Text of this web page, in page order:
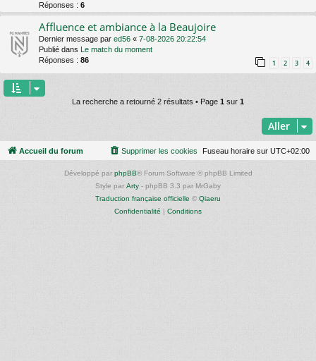
Réponses : 6
Affluence et ambiance à la Beaujoire
Dernier message par ed56 « 7-08-2026 20:22:54
Publié dans Le match du moment
Réponses : 86 1 2 3 4
La recherche a retourné 2 résultats • Page 1 sur 1
Aller
Accueil du forum Fuseau horaire sur UTC+02:00
Supprimer les cookies
Développé par phpBB® Forum Software © phpBB Limited
Style par Arty - phpBB 3.3 par MrGaby
Traduction française officielle © Qiaeru
Confidentialité | Conditions